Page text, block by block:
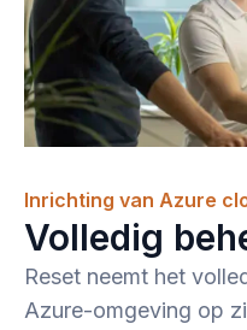
Inrichting van Azure
Volledig
Reset neemt het
Azure-omgeving op